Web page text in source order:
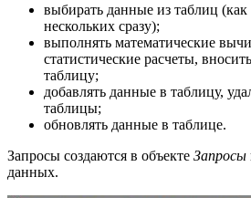
выбирать данные из таблиц
нескольких сразу);
выполнять математические
статистические расчеты,
таблицу;
добавлять данные в таблицу,
таблицы;
обновлять данные в таблице.
Запросы создаются в объекте Запросы
данных.